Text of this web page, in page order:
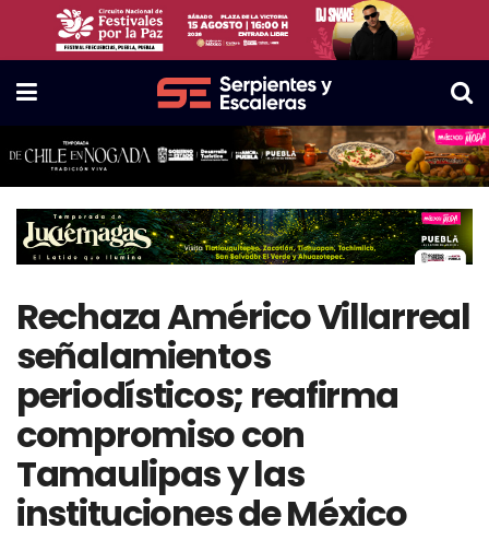
Rechaza Américo Villarreal
señalamientos
periodísticos; reafirma
compromiso con
Tamaulipas y las
instituciones de México